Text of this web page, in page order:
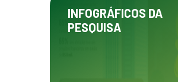
INFOGRÁFICOS DA
PESQUISA